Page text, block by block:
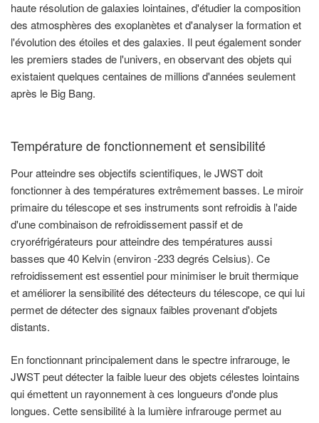
haute résolution de galaxies lointaines, d'étudier la composition
des atmosphères des exoplanètes et d'analyser la formation et
l'évolution des étoiles et des galaxies. Il peut également sonder
les premiers stades de l'univers, en observant des objets qui
existaient quelques centaines de millions d'années seulement
après le Big Bang.
Température de fonctionnement et sensibilité
Pour atteindre ses objectifs scientifiques, le JWST doit
fonctionner à des températures extrêmement basses. Le miroir
primaire du télescope et ses instruments sont refroidis à l'aide
d'une combinaison de refroidissement passif et de
cryoréfrigérateurs pour atteindre des températures aussi
basses que 40 Kelvin (environ -233 degrés Celsius). Ce
refroidissement est essentiel pour minimiser le bruit thermique
et améliorer la sensibilité des détecteurs du télescope, ce qui lui
permet de détecter des signaux faibles provenant d'objets
distants.
En fonctionnant principalement dans le spectre infrarouge, le
JWST peut détecter la faible lueur des objets célestes lointains
qui émettent un rayonnement à ces longueurs d'onde plus
longues. Cette sensibilité à la lumière infrarouge permet au